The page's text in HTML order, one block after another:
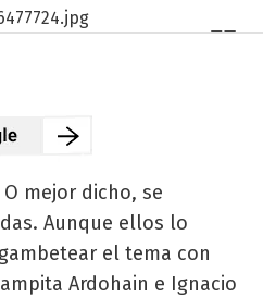
mejor dicho, se
Aunque ellos lo
el tema con
Ardohain e Ignacio